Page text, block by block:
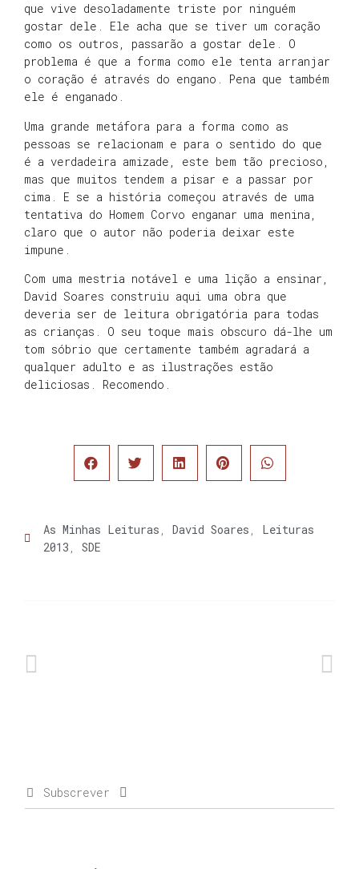
que vive desoladamente triste por ninguém
gostar dele. Ele acha que se tiver um coração
como os outros, passarão a gostar dele. O
problema é que a forma como ele tenta arranjar
o coração é através do engano. Pena que também
ele é enganado.
Uma grande metáfora para a forma como as
pessoas se relacionam e para o sentido do que
é a verdadeira amizade, este bem tão precioso,
mas que muitos tendem a pisar e a passar por
cima. E se a história começou através de uma
tentativa do Homem Corvo enganar uma menina,
claro que o autor não poderia deixar este
impune.
Com uma mestria notável e uma lição a ensinar,
David Soares construiu aqui uma obra que
deveria ser de leitura obrigatória para todas
as crianças. O seu toque mais obscuro dá-lhe um
tom sóbrio que certamente também agradará a
qualquer adulto e as ilustrações estão
deliciosas. Recomendo.
As Minhas Leituras , David Soares , Leituras
2013 , SDE
Subscrever